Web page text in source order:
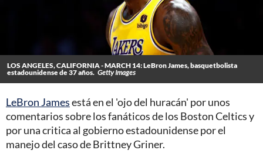
LOS ANGELES, CALIFORNIA - MARCH 14: LeBron James, basquetbolista
estadounidense de 37 años. Getty Images
LeBron Jamesestá en el 'ojo del huracán' por unos
comentarios sobre los fanáticos de los Boston Celtics y
por una critica al gobierno estadounidense por el
manejo del caso de Brittney Griner.